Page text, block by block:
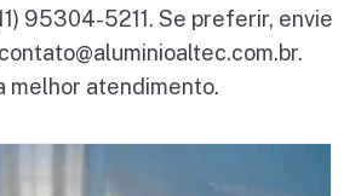
95304-5211. Se preferir, envie
contato@aluminioaltec.com.br.
melhor atendimento.